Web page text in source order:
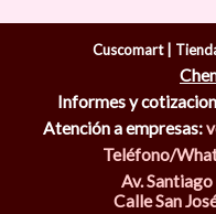
Cuscomart |
Informes y
Atención a empresas:
Teléfono/
Av.
Calle San